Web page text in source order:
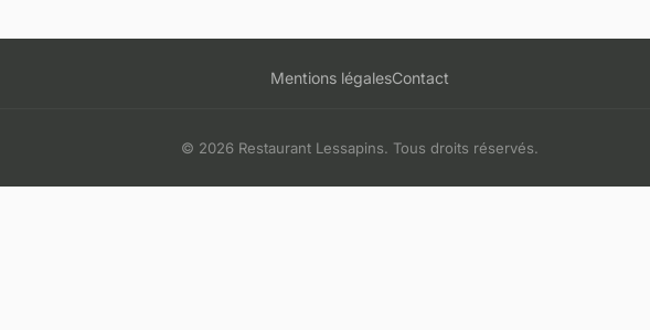
Mentions légalesContact
© 2026 Restaurant Lessapins. Tous droits réservés.